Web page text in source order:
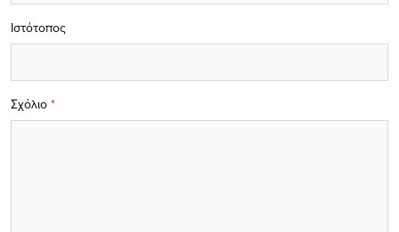
Σχόλιο *
Ιστότοπος